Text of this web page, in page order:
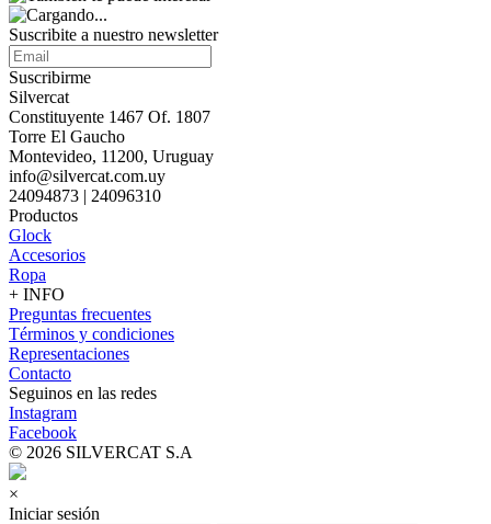
Suscribite a nuestro newsletter
Suscribirme
Silvercat
Constituyente 1467 Of. 1807
Torre El Gaucho
Montevideo, 11200, Uruguay
info@silvercat.com.uy
24094873 | 24096310
Productos
Glock
Accesorios
Ropa
+ INFO
Preguntas frecuentes
Términos y condiciones
Representaciones
Contacto
Seguinos en las redes
Instagram
Facebook
© 2026 SILVERCAT S.A
×
Iniciar sesión